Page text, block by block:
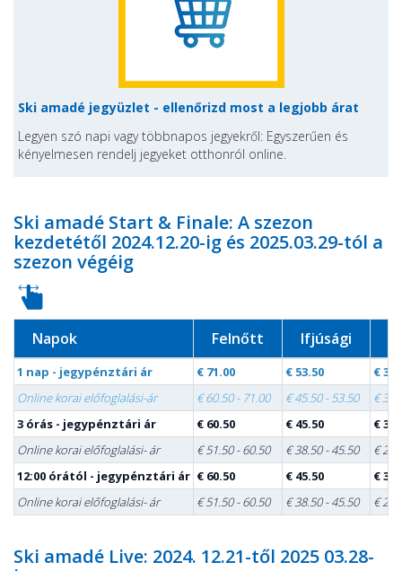
Ski amadé jegyüzlet - ellenőrizd most a legjobb árat
Legyen szó napi vagy többnapos jegyekről: Egyszerűen és
kényelmesen rendelj jegyeket otthonról online.
Ski amadé Start & Finale: A szezon
kezdetétől 2024.12.20-ig és 2025.03.29-tól a
szezon végéig
Napok Felnőtt Ifjúsági
1 nap - jegypénztári ár € 71.00 € 53.50
€
Online korai előfoglalási-ár
€ 60.50 - 71.00 € 45.50 - 53.50
€
3 órás - jegypénztári ár
€ 60.50 € 45.50
€
Online korai előfoglalási- ár
€ 51.50 - 60.50 € 38.50 - 45.50
€
12:00 órától - jegypénztári ár € 60.50 € 45.50
€
Online korai előfoglalási- ár
€ 51.50 - 60.50 € 38.50 - 45.50 €
Ski amadé Live: 2024. 12.21-től 2025 03.28-